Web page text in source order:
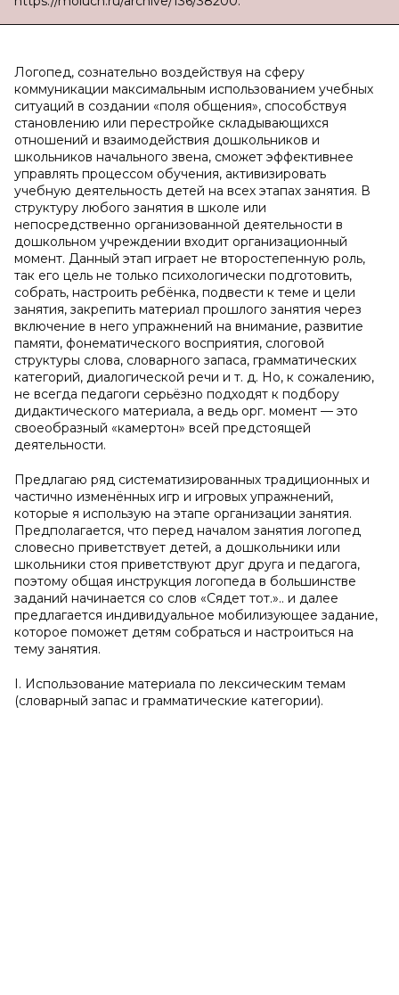
Логопед, сознательно воздействуя на сферу
коммуникации максимальным использованием учебных
ситуаций в создании «поля общения», способствуя
становлению или перестройке складывающихся
отношений и взаимодействия дошкольников и
школьников начального звена, сможет эффективнее
управлять процессом обучения, активизировать
учебную деятельность детей на всех этапах занятия. В
структуру любого занятия в школе или
непосредственно организованной деятельности в
дошкольном учреждении входит организационный
момент. Данный этап играет не второстепенную роль,
так его цель не только психологически подготовить,
собрать, настроить ребёнка, подвести к теме и цели
занятия, закрепить материал прошлого занятия через
включение в него упражнений на внимание, развитие
памяти, фонематического восприятия, слоговой
структуры слова, словарного запаса, грамматических
категорий, диалогической речи и т. д. Но, к сожалению,
не всегда педагоги серьёзно подходят к подбору
дидактического материала, а ведь орг. момент — это
своеобразный «камертон» всей предстоящей
деятельности.
Предлагаю ряд систематизированных традиционных и
частично изменённых игр и игровых упражнений,
которые я использую на этапе организации занятия.
Предполагается, что перед началом занятия логопед
словесно приветствует детей, а дошкольники или
школьники стоя приветствуют друг друга и педагога,
поэтому общая инструкция логопеда в большинстве
заданий начинается со слов «Сядет тот.».. и далее
предлагается индивидуальное мобилизующее задание,
которое поможет детям собраться и настроиться на
тему занятия.
I. Использование материала по лексическим темам
(словарный запас и грамматические категории).